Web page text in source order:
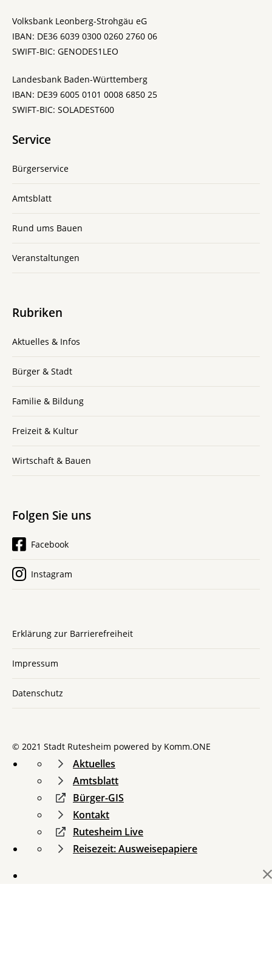
Volksbank Leonberg-Strohgäu eG
IBAN: DE36 6039 0300 0260 2760 06
SWIFT-BIC: GENODES1LEO
Landesbank Baden-Württemberg
IBAN: DE39 6005 0101 0008 6850 25
SWIFT-BIC: SOLADEST600
Service
Bürgerservice
Amtsblatt
Rund ums Bauen
Veranstaltungen
Rubriken
Aktuelles & Infos
Bürger & Stadt
Familie & Bildung
Freizeit & Kultur
Wirtschaft & Bauen
Folgen Sie uns
Facebook
Instagram
Erklärung zur Barrierefreiheit
Impressum
Datenschutz
© 2021 Stadt Rutesheim powered by Komm.ONE
Aktuelles
Amtsblatt
Bürger-GIS
Kontakt
Rutesheim Live
Reisezeit: Ausweisepapiere